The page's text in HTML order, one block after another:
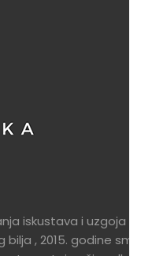
iskustava i uzgoja
, 2015. godine smo